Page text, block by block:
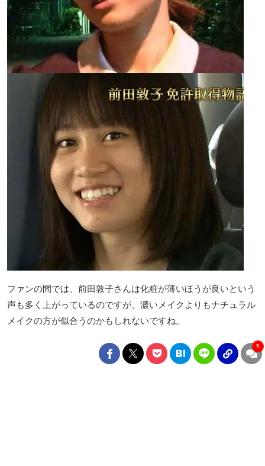
ファンの間では、前田敦子さんは化粧が薄いほうが良いという
声も多く上がっているのですが、濃いメイクよりもナチュラル
メイクの方が似合うのかもしれないですね。
5